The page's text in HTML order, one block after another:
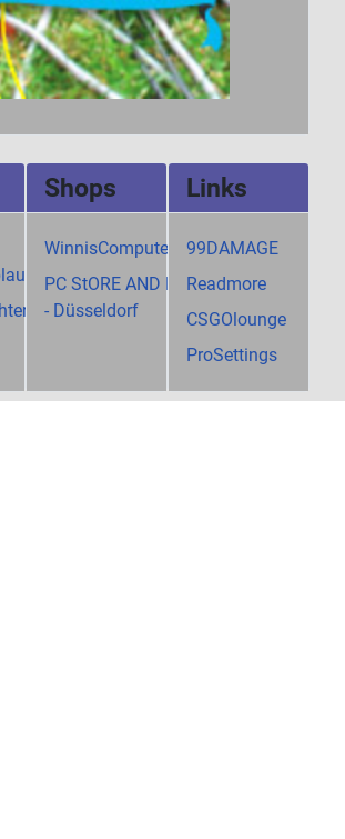
Shops
WinnisComputerShop
PC StORE AND MORE
- Düsseldorf
Links
99DAMAGE
Readmore
CSGOlounge
ProSettings